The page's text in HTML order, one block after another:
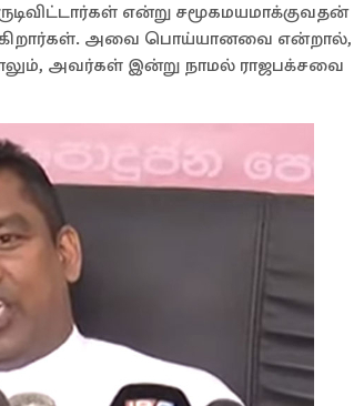
என்று சமூகமயமாக்குவதன்
அவை பொய்யானவை என்றால்,
அவர்கள் இன்று நாமல் ராஜபக்சவை